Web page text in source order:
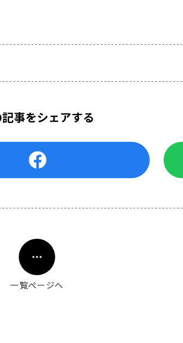
記事をシェアする
一覧ページへ